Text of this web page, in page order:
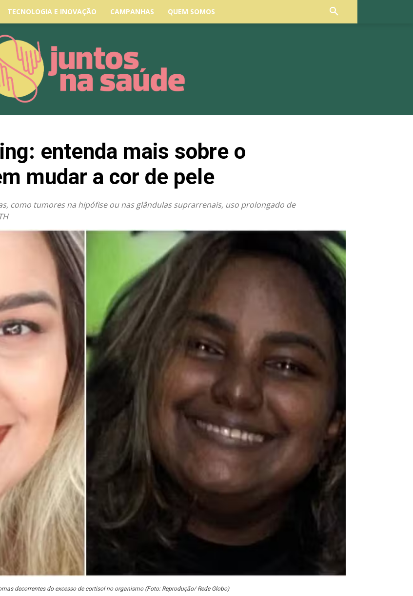
TECNOLOGIA E INOVAÇÃO CAMPANHAS QUEM SOMOS
entenda mais sobre o
mudar a cor de pele
como tumores na hipófise ou nas glândulas suprarrenais, uso prolongado de
decorrentes do excesso de cortisol no organismo (Foto: Reprodução/ Rede Globo)